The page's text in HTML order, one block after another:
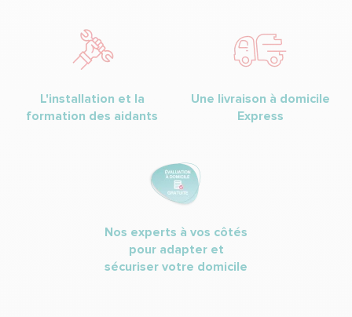
L'installation et la
formation des aidants
Une livraison à domicile
Express
Nos experts à vos côtés
pour adapter et
sécuriser votre domicile